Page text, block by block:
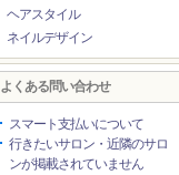
ヘアスタイル
ネイルデザイン
よくある問い合わせ
スマート支払いについて
行きたいサロン・近隣のサロ
ンが掲載されていません